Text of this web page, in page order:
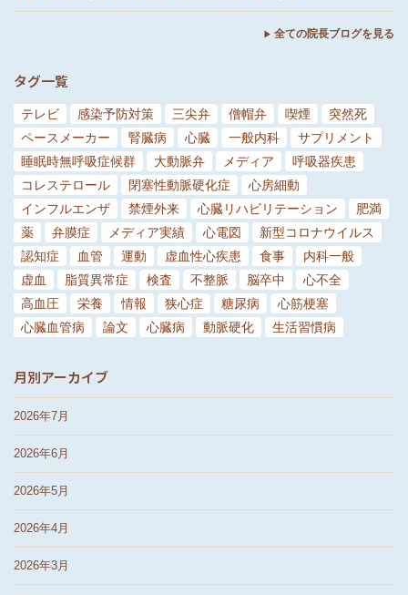
全ての院長ブログを見る
タグ一覧
テレビ 感染予防対策 三尖弁 僧帽弁 喫煙
突然死
ペースメーカー
腎臓病 心臓 一般内科
サプリメント
睡眠時無呼吸症候群
大動脈弁 メディア
呼吸器疾患
コレステロール
閉塞性動脈硬化症
心房細動
インフルエンザ
禁煙外来 心臓リハビリテーション
肥満
薬
弁膜症 メディア実績 心電図
新型コロナウイルス
認知症
血管 運動 虚血性心疾患 食事
内科一般
虚血
脂質異常症 検査 不整脈 脳卒中
心不全
高血圧
栄養 情報 狭心症 糖尿病
心筋梗塞
心臓血管病
論文 心臓病 動脈硬化 生活習慣病
月別アーカイブ
2026年7月
2026年6月
2026年5月
2026年4月
2026年3月